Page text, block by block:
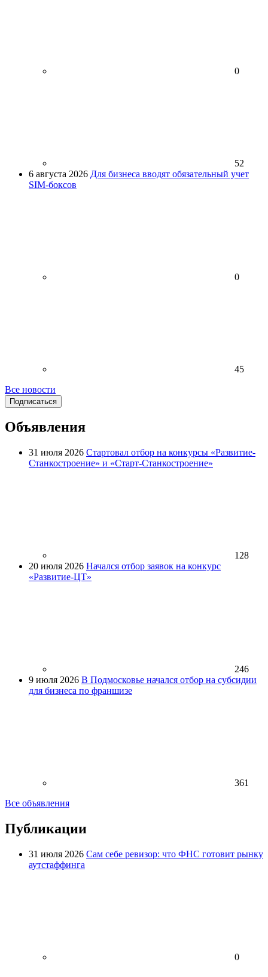
0
52
6 августа 2026 Для бизнеса вводят обязательный учет
SIM-боксов
0
45
Все новости
Подписаться
Объявления
31 июля 2026 Стартовал отбор на конкурсы «Развитие-
Станкостроение» и «Старт-Станкостроение»
128
20 июля 2026 Начался отбор заявок на конкурс
«Развитие-ЦТ»
246
9 июля 2026 В Подмосковье начался отбор на субсидии
для бизнеса по франшизе
361
Все объявления
Публикации
31 июля 2026 Сам себе ревизор: что ФНС готовит рынку
аутстаффинга
0